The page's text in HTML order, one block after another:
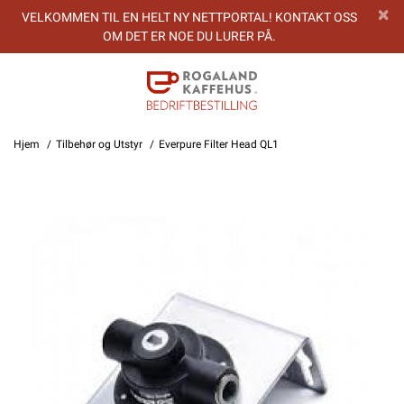
VELKOMMEN TIL EN HELT NY NETTPORTAL! KONTAKT OSS
OM DET ER NOE DU LURER PÅ.
Hjem Tilbehør og Utstyr Everpure Filter Head QL1